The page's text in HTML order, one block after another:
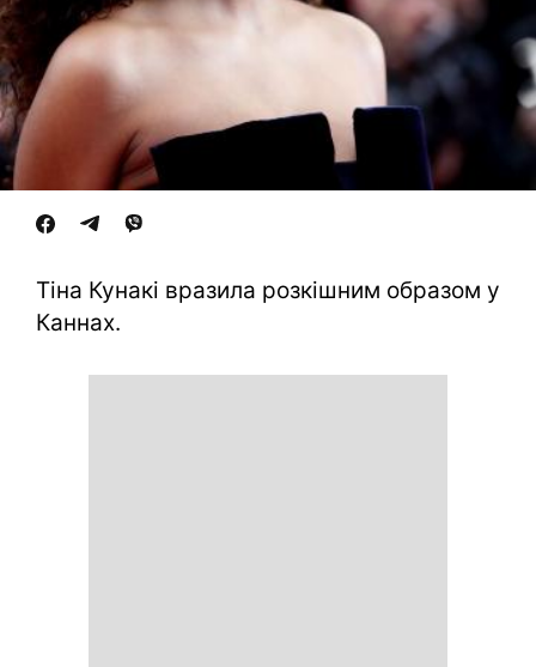
Тіна Кунакі вразила розкішним образом у
Каннах.